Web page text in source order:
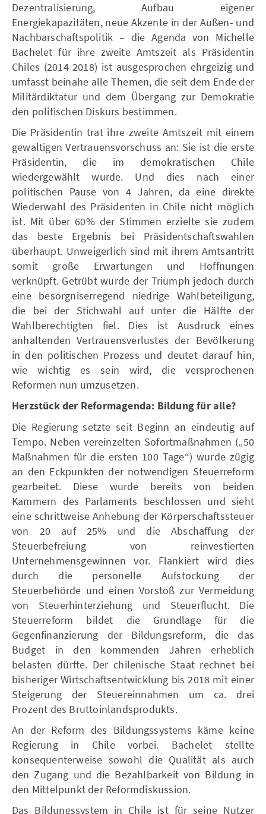
Dezentralisierung, Aufbau eigener
Energiekapazitäten, neue Akzente in der Außen- und
Nachbarschaftspolitik – die Agenda von Michelle
Bachelet für ihre zweite Amtszeit als Präsidentin
Chiles (2014-2018) ist ausgesprochen ehrgeizig und
umfasst beinahe alle Themen, die seit dem Ende der
Militärdiktatur und dem Übergang zur Demokratie
den politischen Diskurs bestimmen.
Die Präsidentin trat ihre zweite Amtszeit mit einem
gewaltigen Vertrauensvorschuss an: Sie ist die erste
Präsidentin, die im demokratischen Chile
wiedergewählt wurde. Und dies nach einer
politischen Pause von 4 Jahren, da eine direkte
Wiederwahl des Präsidenten in Chile nicht möglich
ist. Mit über 60% der Stimmen erzielte sie zudem
das beste Ergebnis bei Präsidentschaftswahlen
überhaupt. Unweigerlich sind mit ihrem Amtsantritt
somit große Erwartungen und Hoffnungen
verknüpft. Getrübt wurde der Triumph jedoch durch
eine besorgniserregend niedrige Wahlbeteiligung,
die bei der Stichwahl auf unter die Hälfte der
Wahlberechtigten fiel. Dies ist Ausdruck eines
anhaltenden Vertrauensverlustes der Bevölkerung
in den politischen Prozess und deutet darauf hin,
wie wichtig es sein wird, die versprochenen
Reformen nun umzusetzen.
Herzstück der Reformagenda: Bildung für alle?
Die Regierung setzte seit Beginn an eindeutig auf
Tempo. Neben vereinzelten Sofortmaßnahmen („50
Maßnahmen für die ersten 100 Tage“) wurde zügig
an den Eckpunkten der notwendigen Steuerreform
gearbeitet. Diese wurde bereits von beiden
Kammern des Parlaments beschlossen und sieht
eine schrittweise Anhebung der Körperschaftssteuer
von 20 auf 25% und die Abschaffung der
Steuerbefreiung von reinvestierten
Unternehmensgewinnen vor. Flankiert wird dies
durch die personelle Aufstockung der
Steuerbehörde und einen Vorstoß zur Vermeidung
von Steuerhinterziehung und Steuerflucht. Die
Steuerreform bildet die Grundlage für die
Gegenfinanzierung der Bildungsreform, die das
Budget in den kommenden Jahren erheblich
belasten dürfte. Der chilenische Staat rechnet bei
bisheriger Wirtschaftsentwicklung bis 2018 mit einer
Steigerung der Steuereinnahmen um ca. drei
Prozent des Bruttoinlandsprodukts.
An der Reform des Bildungssystems käme keine
Regierung in Chile vorbei. Bachelet stellte
konsequenterweise sowohl die Qualität als auch
den Zugang und die Bezahlbarkeit von Bildung in
den Mittelpunkt der Reformdiskussion.
Das Bildungssystem in Chile ist für seine Nutzer